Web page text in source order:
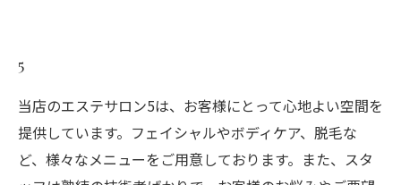
5
当店のエステサロン5は、お客様にとって心地よい空間を
提供しています。フェイシャルやボディケア、脱毛な
ど、様々なメニューをご用意しております。また、スタ